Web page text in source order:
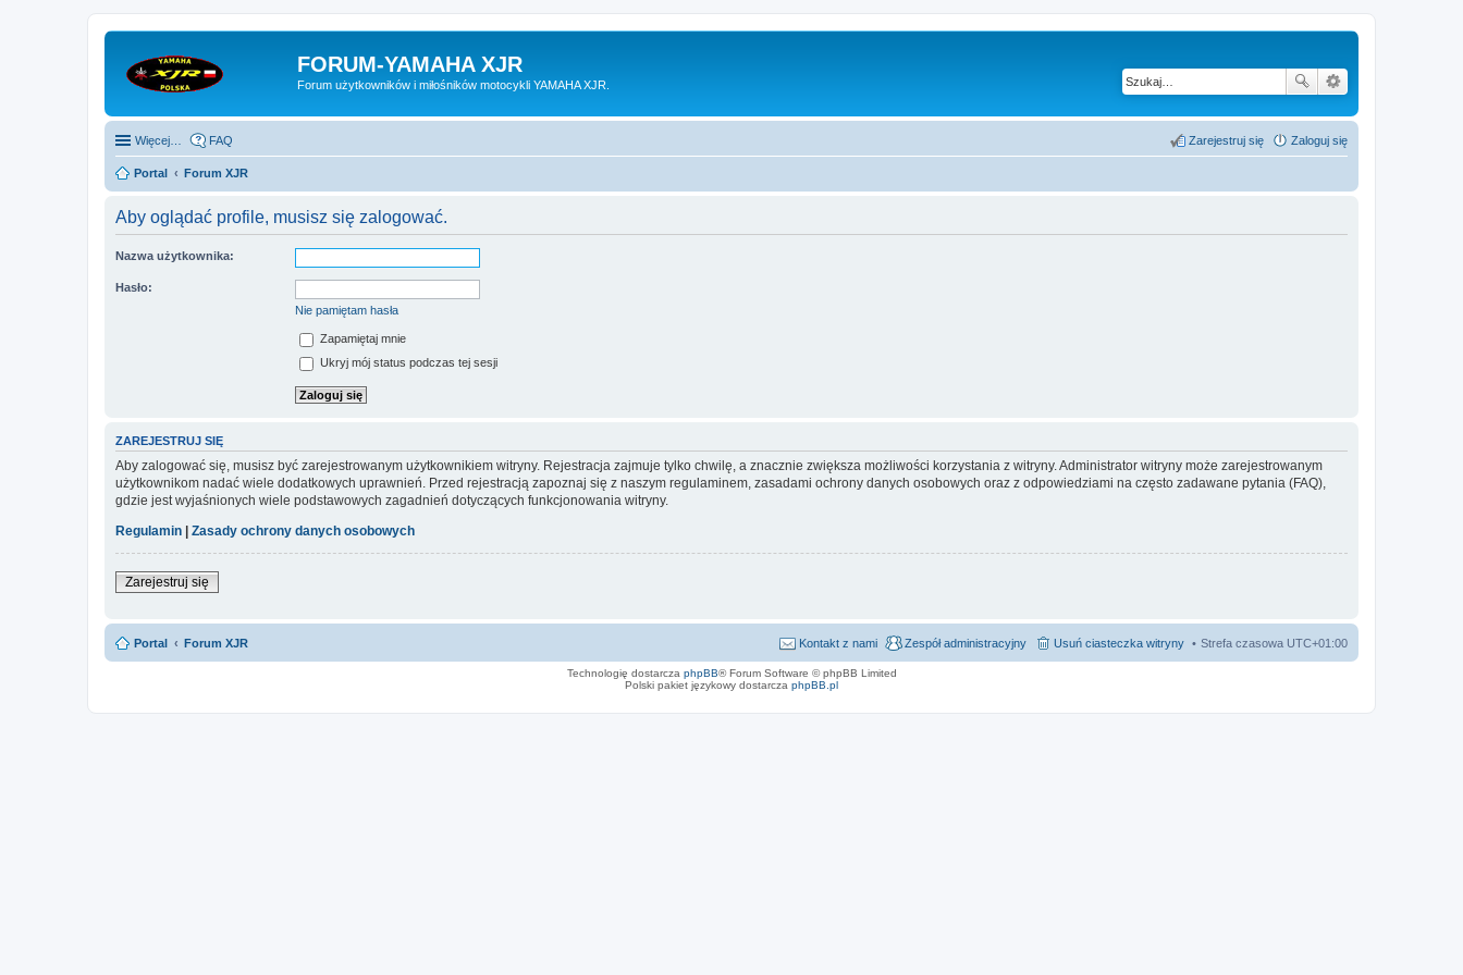
FORUM-YAMAHA XJR
Forum użytkowników i miłośników motocykli YAMAHA XJR.
Więcej… FAQ Zaloguj się
Zarejestruj się
Portal Forum XJR
Aby oglądać profile, musisz się zalogować.
Nazwa użytkownika:
Hasło:
Nie pamiętam hasła
Zapamiętaj mnie
Ukryj mój status podczas tej sesji
ZAREJESTRUJ SIĘ
Aby zalogować się, musisz być zarejestrowanym użytkownikiem witryny. Rejestracja zajmuje tylko chwilę, a znacznie zwiększa możliwości korzystania z witryny. Administrator witryny może zarejestrowanym
użytkownikom nadać wiele dodatkowych uprawnień. Przed rejestracją zapoznaj się z naszym regulaminem, zasadami ochrony danych osobowych oraz z odpowiedziami na często zadawane pytania (FAQ),
gdzie jest wyjaśnionych wiele podstawowych zagadnień dotyczących funkcjonowania witryny.
Regulamin
Zasady ochrony danych osobowych
Zarejestruj się
Portal Forum XJR Strefa czasowa UTC+01:00
Usuń ciasteczka witryny
Zespół administracyjny
Kontakt z nami
Technologię dostarcza phpBB® Forum Software © phpBB Limited
Polski pakiet językowy dostarcza phpBB.pl